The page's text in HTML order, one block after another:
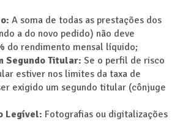
A soma de todas as prestações dos
a do novo pedido) não deve
do rendimento mensal líquido;
Segundo Titular: Se o perfil de risco
estiver nos limites da taxa de
exigido um segundo titular (cônjuge
Legível: Fotografias ou digitalizações